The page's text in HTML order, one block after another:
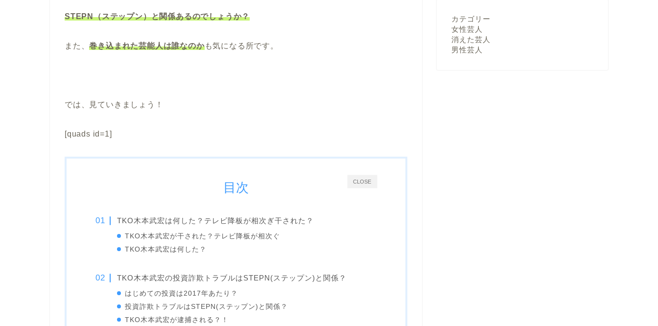
STEPN（ステップン）と関係あるのでしょうか？
また、巻き込まれた芸能人は誰なのかも気になる所です。
では、見ていきましょう！
[quads id=1]
CLOSE
目次
TKO木本武宏は何した？テレビ降板が相次ぎ干された？
TKO木本武宏が干された？テレビ降板が相次ぐ
TKO木本武宏は何した？
TKO木本武宏の投資詐欺トラブルはSTEPN(ステップン)と関係？
はじめての投資は2017年あたり？
投資詐欺トラブルはSTEPN(ステップン)と関係？
TKO木本武宏が逮捕される？！
カテゴリー
女性芸人
消えた芸人
男性芸人